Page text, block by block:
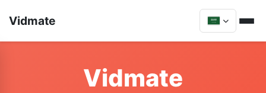
Vidmate
Vidmate